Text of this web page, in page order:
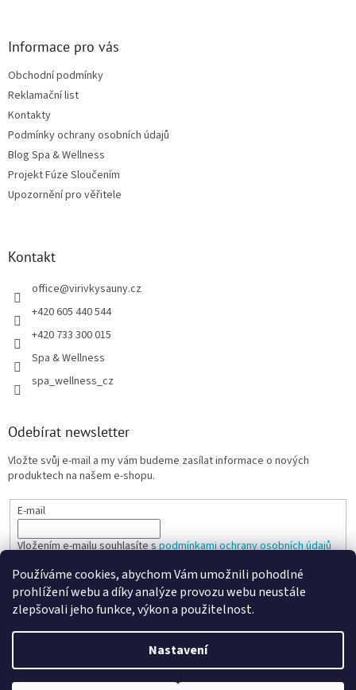
Používáme cookies, abychom Vám umožnili pohodlné
prohlížení webu a díky analýze provozu webu neustále
zlepšovali jeho funkce, výkon a použitelnost.
Nastavení
Informace pro vás
Obchodní podmínky
Reklamační list
Kontakty
Podmínky ochrany osobních údajů
Blog Spa & Wellness
Projekt Fúze Sloučením
Upozornění pro věřitele
Kontakt
office@virivkysauny.cz
+420 605 440 544
+420 733 300 015
Spa & Wellness
spa_wellness_cz
Odebírat newsletter
Vložte svůj e-mail a my vám budeme zasílat informace o nových
produktech na našem e-shopu.
E-mail
Vložením e-mailu souhlasíte spodmínkami ochrany osobních údajů
PŘIHLÁSIT SE
Vytvořil Shoptet